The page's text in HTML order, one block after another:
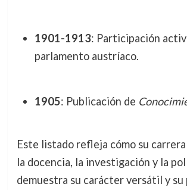
1901-1913: Participación
parlamento austríaco.
1905: Publicación de
Este listado refleja cómo su
la docencia, la investigación y la
demuestra su carácter versátil y